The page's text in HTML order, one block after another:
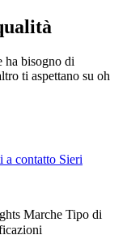
ha bisogno di
ti aspettano su oh
a contatto Sieri
Marche Tipo di